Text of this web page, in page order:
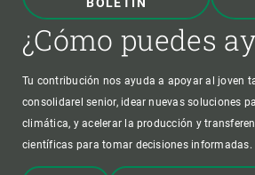
¿Cómo puedes
Tu contribución nos ayuda a apoyar al joven
consolidarel senior, idear nuevas soluciones
climática, y acelerar la producción y
científicas para tomar decisiones informadas.